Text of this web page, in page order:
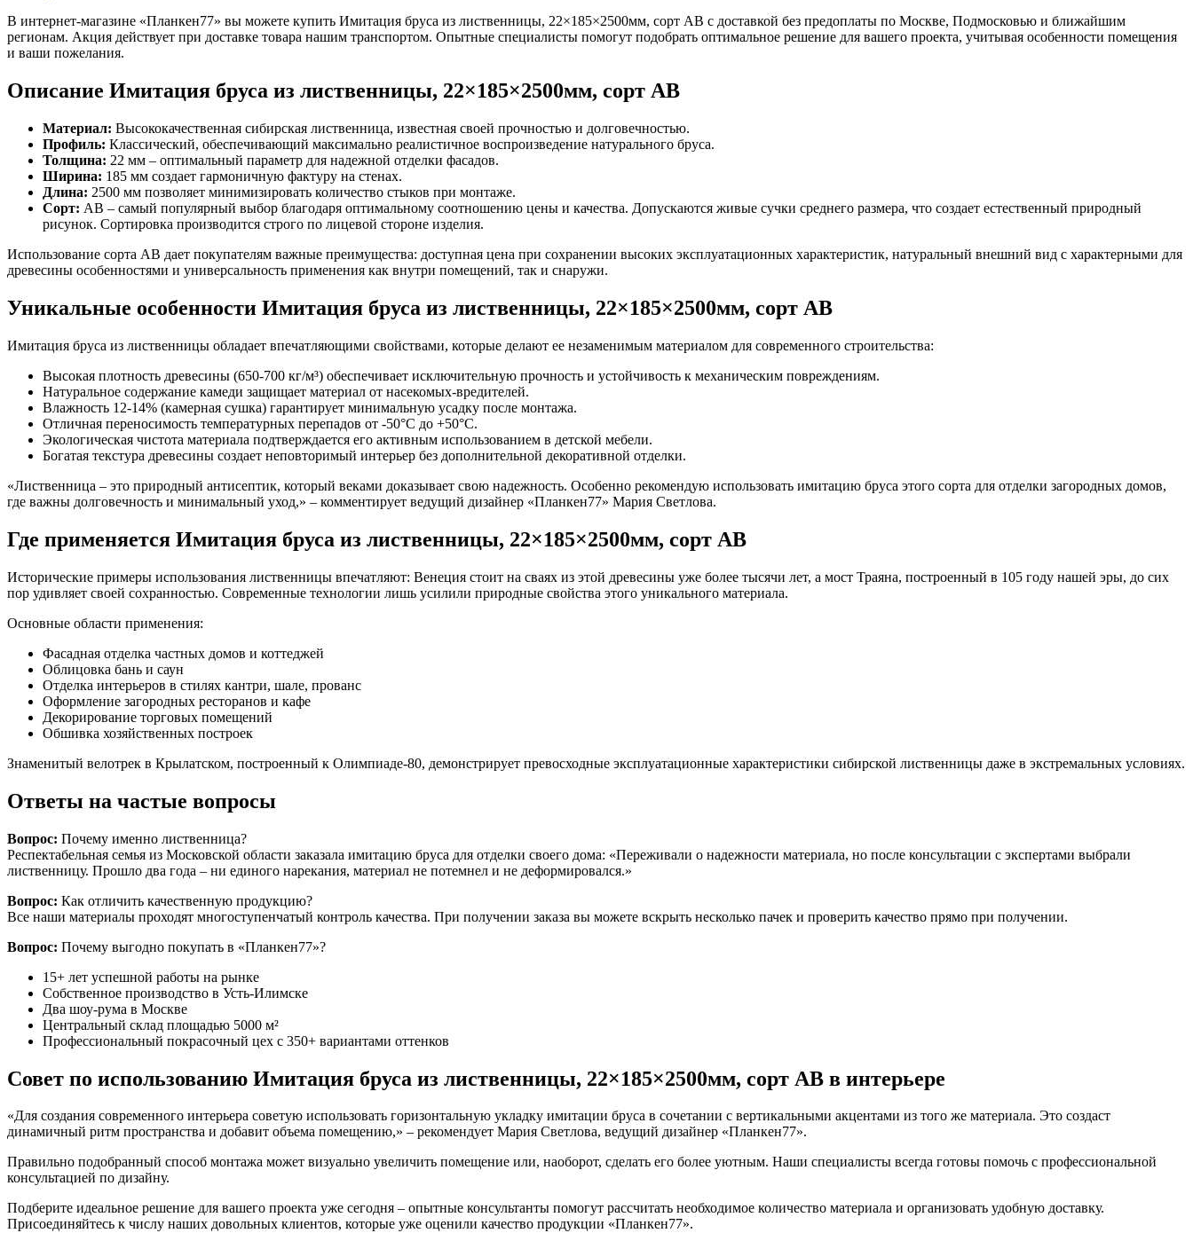
В интернет-магазине «Планкен77» вы можете купить Имитация бруса из лиственницы, 22×185×2500мм, сорт AB с доставкой без предоплаты по Москве, Подмосковью и ближайшим
регионам. Акция действует при доставке товара нашим транспортом. Опытные специалисты помогут подобрать оптимальное решение для вашего проекта, учитывая особенности помещения
и ваши пожелания.
Описание Имитация бруса из лиственницы, 22×185×2500мм, сорт AB
Материал: Высококачественная сибирская лиственница, известная своей прочностью и долговечностью.
Профиль: Классический, обеспечивающий максимально реалистичное воспроизведение натурального бруса.
Толщина: 22 мм – оптимальный параметр для надежной отделки фасадов.
Ширина: 185 мм создает гармоничную фактуру на стенах.
Длина: 2500 мм позволяет минимизировать количество стыков при монтаже.
Сорт: AB – самый популярный выбор благодаря оптимальному соотношению цены и качества. Допускаются живые сучки среднего размера, что создает естественный природный
рисунок. Сортировка производится строго по лицевой стороне изделия.
Использование сорта AB дает покупателям важные преимущества: доступная цена при сохранении высоких эксплуатационных характеристик, натуральный внешний вид с характерными для
древесины особенностями и универсальность применения как внутри помещений, так и снаружи.
Уникальные особенности Имитация бруса из лиственницы, 22×185×2500мм, сорт AB
Имитация бруса из лиственницы обладает впечатляющими свойствами, которые делают ее незаменимым материалом для современного строительства:
Высокая плотность древесины (650-700 кг/м³) обеспечивает исключительную прочность и устойчивость к механическим повреждениям.
Натуральное содержание камеди защищает материал от насекомых-вредителей.
Влажность 12-14% (камерная сушка) гарантирует минимальную усадку после монтажа.
Отличная переносимость температурных перепадов от -50°C до +50°C.
Экологическая чистота материала подтверждается его активным использованием в детской мебели.
Богатая текстура древесины создает неповторимый интерьер без дополнительной декоративной отделки.
«Лиственница – это природный антисептик, который веками доказывает свою надежность. Особенно рекомендую использовать имитацию бруса этого сорта для отделки загородных домов,
где важны долговечность и минимальный уход,» – комментирует ведущий дизайнер «Планкен77» Мария Светлова.
Где применяется Имитация бруса из лиственницы, 22×185×2500мм, сорт AB
Исторические примеры использования лиственницы впечатляют: Венеция стоит на сваях из этой древесины уже более тысячи лет, а мост Траяна, построенный в 105 году нашей эры, до сих
пор удивляет своей сохранностью. Современные технологии лишь усилили природные свойства этого уникального материала.
Основные области применения:
Фасадная отделка частных домов и коттеджей
Облицовка бань и саун
Отделка интерьеров в стилях кантри, шале, прованс
Оформление загородных ресторанов и кафе
Декорирование торговых помещений
Обшивка хозяйственных построек
Знаменитый велотрек в Крылатском, построенный к Олимпиаде-80, демонстрирует превосходные эксплуатационные характеристики сибирской лиственницы даже в экстремальных условиях.
Ответы на частые вопросы
Вопрос: Почему именно лиственница?
Респектабельная семья из Московской области заказала имитацию бруса для отделки своего дома: «Переживали о надежности материала, но после консультации с экспертами выбрали
лиственницу. Прошло два года – ни единого нарекания, материал не потемнел и не деформировался.»
Вопрос: Как отличить качественную продукцию?
Все наши материалы проходят многоступенчатый контроль качества. При получении заказа вы можете вскрыть несколько пачек и проверить качество прямо при получении.
Вопрос: Почему выгодно покупать в «Планкен77»?
15+ лет успешной работы на рынке
Собственное производство в Усть-Илимске
Два шоу-рума в Москве
Центральный склад площадью 5000 м²
Профессиональный покрасочный цех с 350+ вариантами оттенков
Совет по использованию Имитация бруса из лиственницы, 22×185×2500мм, сорт AB в интерьере
«Для создания современного интерьера советую использовать горизонтальную укладку имитации бруса в сочетании с вертикальными акцентами из того же материала. Это создаст
динамичный ритм пространства и добавит объема помещению,» – рекомендует Мария Светлова, ведущий дизайнер «Планкен77».
Правильно подобранный способ монтажа может визуально увеличить помещение или, наоборот, сделать его более уютным. Наши специалисты всегда готовы помочь с профессиональной
консультацией по дизайну.
Подберите идеальное решение для вашего проекта уже сегодня – опытные консультанты помогут рассчитать необходимое количество материала и организовать удобную доставку.
Присоединяйтесь к числу наших довольных клиентов, которые уже оценили качество продукции «Планкен77».